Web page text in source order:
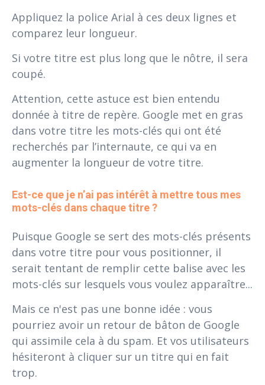
Appliquez la police Arial à ces deux lignes et
comparez leur longueur.
Si votre titre est plus long que le nôtre, il sera
coupé.
Attention, cette astuce est bien entendu
donnée à titre de repère. Google met en gras
dans votre titre les mots-clés qui ont été
recherchés par l’internaute, ce qui va en
augmenter la longueur de votre titre.
Est-ce que je n’ai pas intérêt à mettre tous mes
mots-clés dans chaque titre ?
Puisque Google se sert des mots-clés présents
dans votre titre pour vous positionner, il
serait tentant de remplir cette balise avec les
mots-clés sur lesquels vous voulez apparaître...
Mais ce n'est pas une bonne idée : vous
pourriez avoir un retour de bâton de Google
qui assimile cela à du spam. Et vos utilisateurs
hésiteront à cliquer sur un titre qui en fait
trop.